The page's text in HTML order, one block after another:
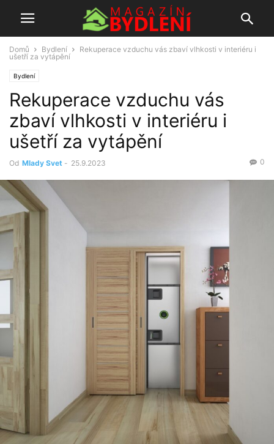
Domů Bydlení
Rekuperace vzduchu vás zbaví vlhkosti v interiéru i
ušetří za vytápění
Bydlení
Rekuperace vzduchu vás
zbaví vlhkosti v interiéru i
ušetří za vytápění
Od Mlady Svet - 25.9.2023 0